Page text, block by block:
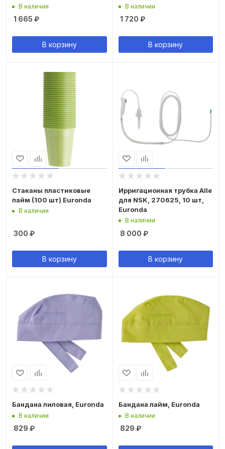
В наличии
1 665 ₽
В корзину
В наличии
1 720 ₽
В корзину
Стаканы пластиковые
лайм (100 шт) Euronda
В наличии
300 ₽
В корзину
Ирригационная трубка Alle
для NSK, 270625, 10 шт,
Euronda
В наличии
8 000 ₽
В корзину
Бандана лиловая, Euronda
В наличии
829 ₽
Бандана лайм, Euronda
В наличии
829 ₽